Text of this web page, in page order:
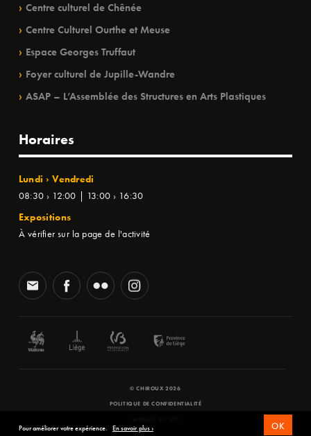
Centre culturel de Chênée
Centre Culturel Ourthe et Meuse
Espace Georges Truffaut
Foyer culturel de Jupille-Wandre
ASAP – L’Assemblée des Structures en Arts Plastiques
Horaires
Lundi › Vendredi
08:30 › 12:00 | 13:00 › 16:30
Expositions
À vérifier sur la page de l'activité
© CHIROUX 2026
POLITIQUE DE CONFIDENTIALITÉ
Pour améliorer votre expérience. En savoir plus › OK